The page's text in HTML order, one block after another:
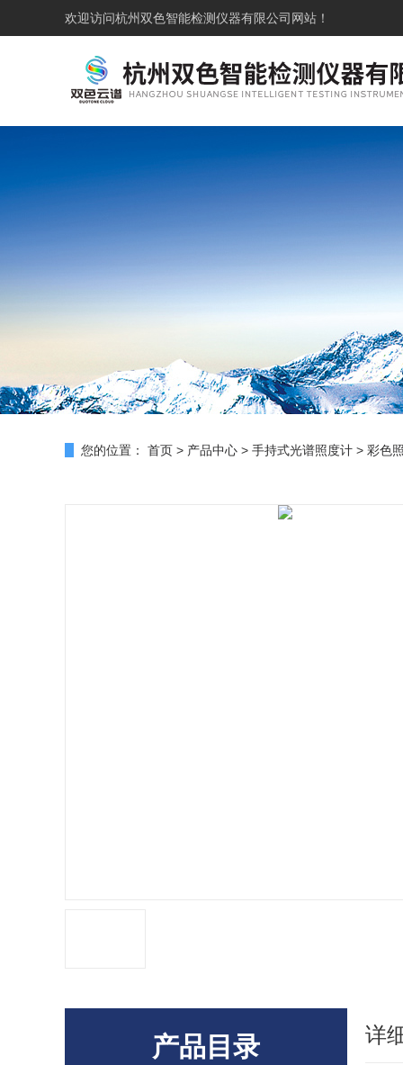
欢迎访问杭州双色智能检测仪器有限公司网站！
您的位置： 首页 > 产品中心 > 手持式光谱照度计 > 彩色
产品目录 详